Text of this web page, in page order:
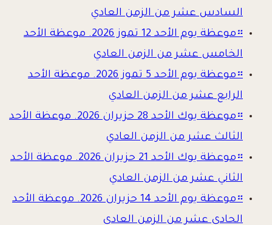
السادس عشر من الزمن العادي
።
موعظة يوم الأحد 12 تموز 2026. موعظة الأحد
الخامس عشر من الزمن العادي
።
موعظة يوم الأحد 5 تموز 2026. موعظة الأحد
الرابع عشر من الزمن العادي
።
موعظة يوك الأحد 28 حزيران 2026. موعظة الأحد
الثالث عشر من الزمن العادي
።
موعظة يوك الأحد 21 حزيران 2026. موعظة الأحد
الثاني عشر من الزمن العادي
።
موعظة يوم الأحد 14 حزيران 2026. موعظة الأحد
الحادي عشر من الزمن العادي